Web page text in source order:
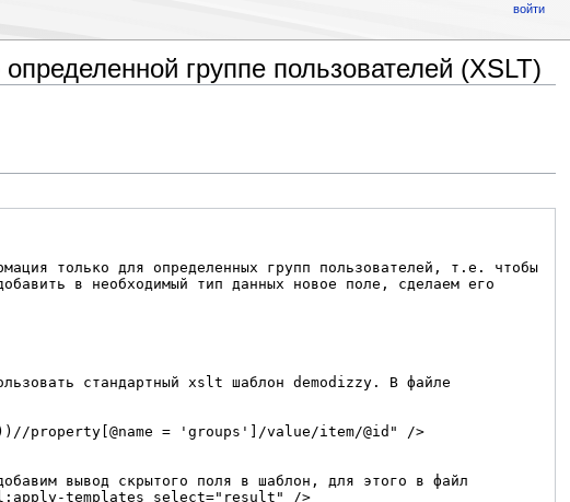
группе пользователей (XSLT)
войти